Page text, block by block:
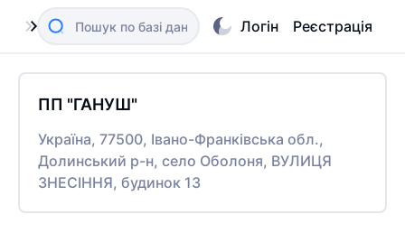
Логін Реєстрація
ПП "ГАНУШ"
Україна, 77500, Івано-Франківська обл.,
Долинський р-н, село Оболоня, ВУЛИЦЯ
ЗНЕСІННЯ, будинок 13